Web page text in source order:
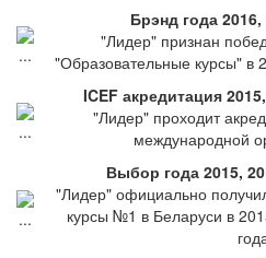
Брэнд года
"Лидер" признан
"Образовательные курсы" в
ICEF акредитация
"Лидер" проходит
международной
Выбор года 2015,
"Лидер" официально
курсы №1 в Беларуси в